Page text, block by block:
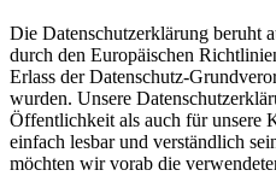
Die Datenschutzerklärung beruht
durch den Europäischen
Erlass der Datenschutz-
wurden. Unsere
Öffentlichkeit als auch für unsere
einfach lesbar und verständlich
möchten wir vorab die